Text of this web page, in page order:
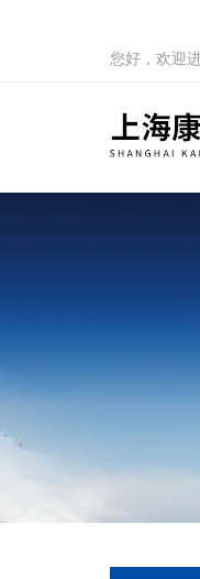
您好，欢迎